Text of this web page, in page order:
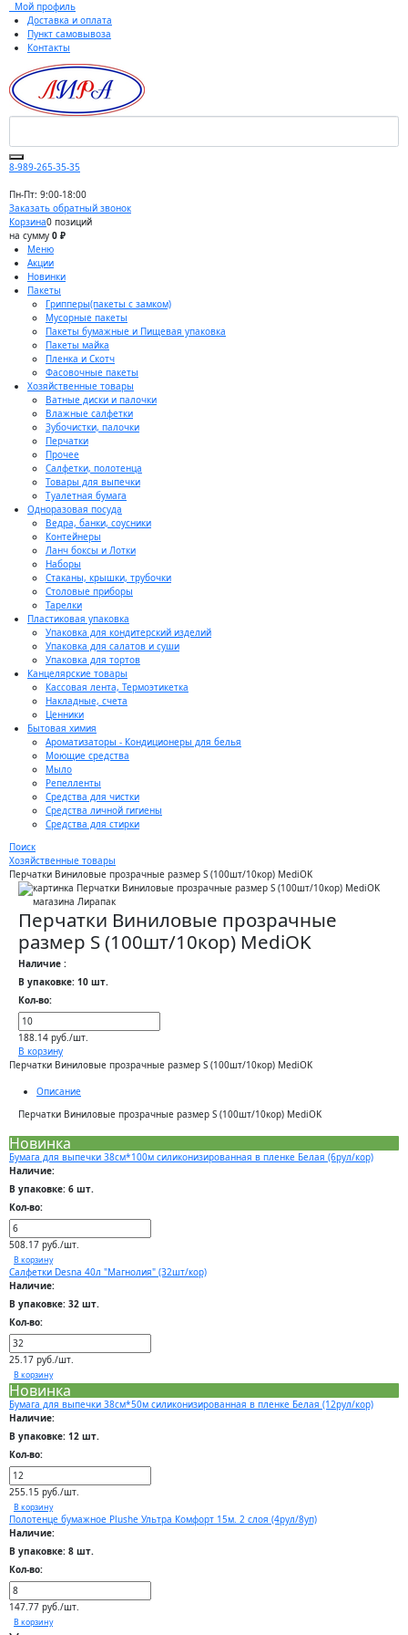
Мой профиль
Доставка и оплата
Пункт самовывоза
Контакты
8-989-265-35-35
Пн-Пт: 9:00-18:00
Заказать обратный звонок
Корзина0 позиций
на сумму 0 ₽
Меню
Акции
Новинки
Пакеты
Грипперы(пакеты с замком)
Мусорные пакеты
Пакеты бумажные и Пищевая упаковка
Пакеты майка
Пленка и Скотч
Фасовочные пакеты
Хозяйственные товары
Ватные диски и палочки
Влажные салфетки
Зубочистки, палочки
Перчатки
Прочее
Салфетки, полотенца
Товары для выпечки
Туалетная бумага
Одноразовая посуда
Ведра, банки, соусники
Контейнеры
Ланч боксы и Лотки
Наборы
Стаканы, крышки, трубочки
Столовые приборы
Тарелки
Пластиковая упаковка
Упаковка для кондитерский изделий
Упаковка для салатов и суши
Упаковка для тортов
Канцелярские товары
Кассовая лента, Термоэтикетка
Накладные, счета
Ценники
Бытовая химия
Ароматизаторы - Кондиционеры для белья
Моющие средства
Мыло
Репелленты
Средства для чистки
Средства личной гигиены
Средства для стирки
Поиск
Хозяйственные товары
Перчатки Виниловые прозрачные размер S (100шт/10кор) MediOK
Перчатки Виниловые прозрачные
размер S (100шт/10кор) MediOK
Наличие :
В упаковке: 10 шт.
Кол-во:
188.14 руб./шт.
В корзину
Перчатки Виниловые прозрачные размер S (100шт/10кор) MediOK
Описание
Перчатки Виниловые прозрачные размер S (100шт/10кор) MediOK
Новинка
Бумага для выпечки 38см*100м силиконизированная в пленке Белая (6рул/кор)
Наличие:
В упаковке: 6 шт.
Кол-во:
508.17 руб./шт.
В корзину
Салфетки Desna 40л "Магнолия" (32шт/кор)
Наличие:
В упаковке: 32 шт.
Кол-во:
25.17 руб./шт.
В корзину
Новинка
Бумага для выпечки 38см*50м силиконизированная в пленке Белая (12рул/кор)
Наличие:
В упаковке: 12 шт.
Кол-во:
255.15 руб./шт.
В корзину
Полотенце бумажное Plushe Ультра Комфорт 15м. 2 слоя (4рул/8уп)
Наличие:
В упаковке: 8 шт.
Кол-во:
147.77 руб./шт.
В корзину